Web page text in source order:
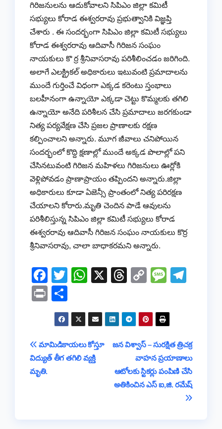
గిరిజనులను ఆదుకోవాలని సిపిఎం జిల్లా కమిటీ
సభ్యులు కోరాడ ఈశ్వరరావు ప్రభుత్వానికి విజ్ఞప్తి
చేశారు . ఈ సందర్భంగా సిపిఎం జిల్లా కమిటీ సభ్యులు
కోరాడ ఈశ్వరరావు ఆదివాసీ గిరిజన సంఘం
నాయకులు కొ ర్ర శ్రీనివాసరావు పరిశీలించడం జరిగింది.
అలాగే ఎలక్ట్రికల్ అధికారులు ఇటువంటి ప్రమాదాలను
ముందే గుర్తించే విధంగా ఎక్కడ కరెంటు స్తంభాలు
బలహీనంగా ఉన్నాయో ఎక్కడా చెట్టు కొమ్మలకు తగిలి
ఉన్నాయో అనేది పరిశీలన చేసి ప్రమాదాలు జరగకుండా
నిత్య పర్యవేక్షణ చేసి ప్రజల ప్రాణాలకు రక్షణ
కల్పించాలని అన్నారు. మూగ జీవాలు చనిపోయిన
సందర్భంలో కొద్ది క్షణాల్లో ముందే అక్కడ పొలాల్లో పని
చేసినటువంటి గిరిజన మహిళలు గిరిజనులు ఊర్లోకి
వెళ్లిపోవడం ప్రాణాప్రాయం తప్పిందని అన్నారు.జిల్లా
అధికారులు కూడా ఏజెన్సీ ప్రాంతంలో నిత్య పరిరక్షణ
చేయాలని కోరారు.మృతి చెందిన పాడే ఆవులను
పరిశీలిస్తున్న సిపిఎం జిల్లా కమిటీ సభ్యులు కోరాడ
ఈశ్వరరావు ఆదివాసీ గిరిజన సంఘం నాయకులు కొర్ర
శ్రీనివాసరావు, చాలా బాధాకరమని అన్నారు.
F
a
c
e
b
o
T
er
W
s
A
p
X
T
a
d
C
y
Li
n
k
M
a
g
e
a
m
Pr
in h
ar
e
Post
navigation
జన విశ్వాస్ – సురక్షిత త్రిచక్ర
వాహన ప్రయాణాలు
ఆటోలకు స్టికర్లు పంపిణి చేసి
అతికించిన ఎస్ ఐ,జి. రమేష్
మామిడికాయలు కోస్తూ
విద్యుత్ తీగ తగిలి వ్యక్తి
మృతి.